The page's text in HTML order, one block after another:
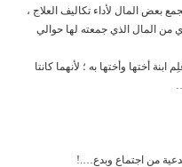
المال لأداء تكاليف العلاج ،
من المال الذي جمعته لها حوالي
أختها وأختها به ؛ لأنهما كانتا
من اجتماع وبدع….!